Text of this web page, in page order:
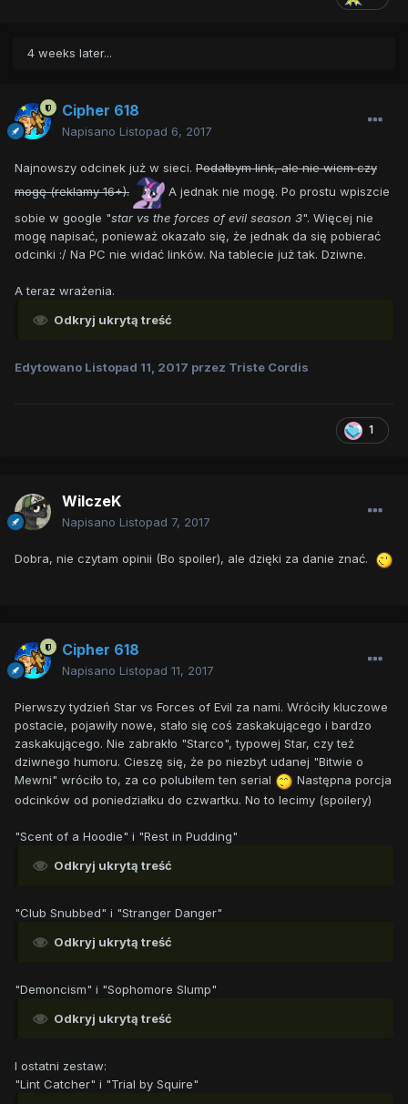
4 weeks later...
Cipher 618
Napisano Listopad 6, 2017
Najnowszy odcinek już w sieci. Podałbym link, ale nie wiem czy
mogę (reklamy 16+).
A jednak nie mogę. Po prostu wpiszcie
sobie w google "star vs the forces of evil season 3". Więcej nie
mogę napisać, ponieważ okazało się, że jednak da się pobierać
odcinki :/ Na PC nie widać linków. Na tablecie już tak. Dziwne.
A teraz wrażenia.
Odkryj ukrytą treść
Edytowano Listopad 11, 2017 przez Triste Cordis
1
WilczeK
Napisano Listopad 7, 2017
Dobra, nie czytam opinii (Bo spoiler), ale dzięki za danie znać.
Cipher 618
Napisano Listopad 11, 2017
Pierwszy tydzień Star vs Forces of Evil za nami. Wróciły kluczowe
postacie, pojawiły nowe, stało się coś zaskakującego i bardzo
zaskakującego. Nie zabrakło "Starco", typowej Star, czy też
dziwnego humoru. Cieszę się, że po niezbyt udanej "Bitwie o
Mewni" wróciło to, za co polubiłem ten serial
Następna porcja
odcinków od poniedziałku do czwartku. No to lecimy (spoilery)
"Scent of a Hoodie" i "Rest in Pudding"
Odkryj ukrytą treść
"Club Snubbed" i "Stranger Danger"
Odkryj ukrytą treść
"Demoncism" i "Sophomore Slump"
Odkryj ukrytą treść
I ostatni zestaw:
"Lint Catcher" i "Trial by Squire"